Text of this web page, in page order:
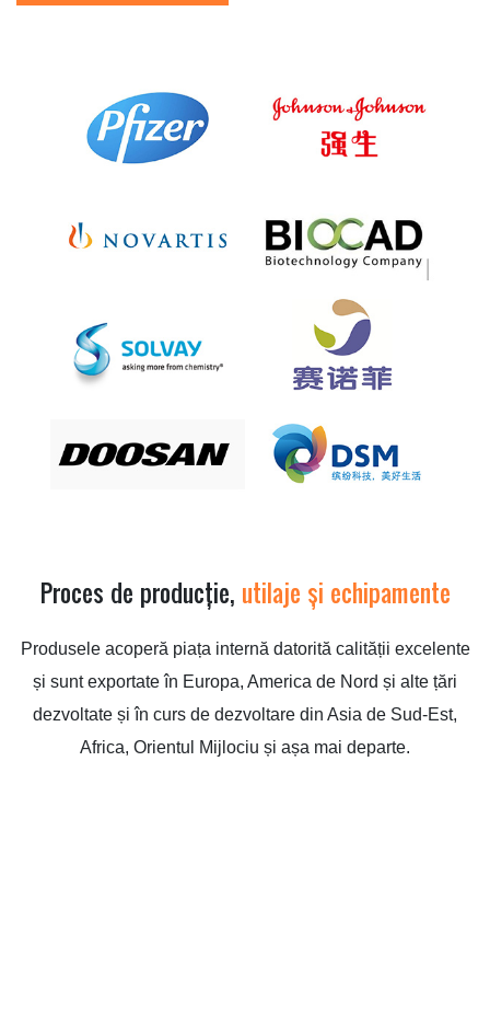
Proces de producție, utilaje și echipamente
Produsele acoperă piața internă datorită calității excelente
și sunt exportate în Europa, America de Nord și alte țări
dezvoltate și în curs de dezvoltare din Asia de Sud-Est,
Africa, Orientul Mijlociu și așa mai departe.